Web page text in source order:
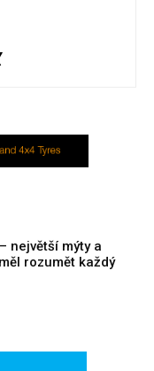
největší mýty a
rozumět každý